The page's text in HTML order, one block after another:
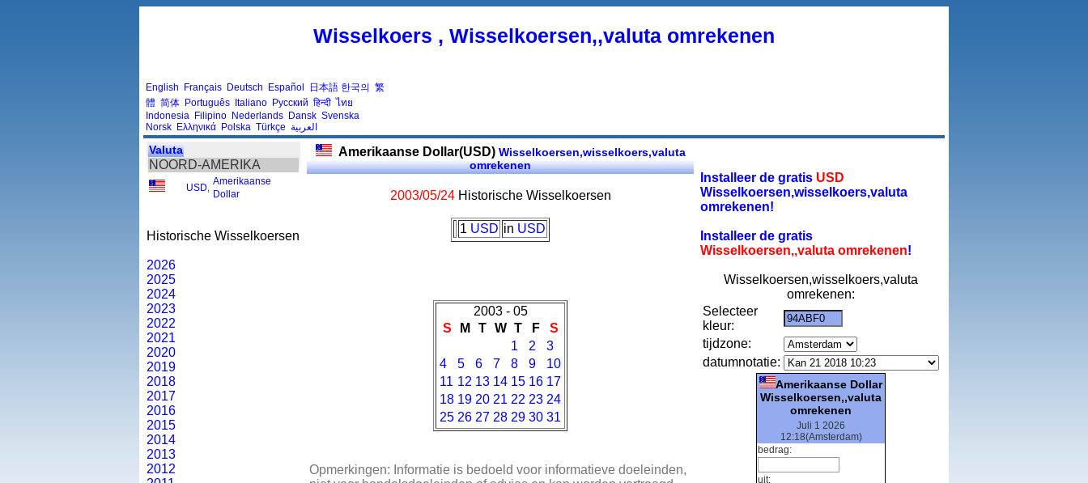
Wisselkoers , Wisselkoersen,,valuta omrekenen
English Français Deutsch Español 日本語 한국의 繁
體 简体 Português Italiano Русский हिन्दी ไทย
Indonesia Filipino Nederlands Dansk Svenska
Norsk Ελληνικά Polska Türkçe العربية
Valuta
NOORD-AMERIKA
USD
Amerikaanse
Dollar
Historische Wisselkoersen
2026
2025
2024
2023
2022
2021
2020
2019
2018
2017
2016
2015
2014
2013
2012
Amerikaanse Dollar(USD)Wisselkoersen,wisselkoers,valuta
omrekenen
2003/05/24Historische Wisselkoersen
1 USD in USD
2003 - 05
S
M T W T F
S
1
2
3
4
5 6 7 8 9
10
11 12 13 14 15 16 17
18 19 20 21 22 23 24
25 26 27 28 29 30 31
Opmerkingen: Informatie is bedoeld voor informatieve doeleinden,
Installeer de gratis USD
Wisselkoersen,wisselkoers,valuta
omrekenen!
Installeer de gratis
Wisselkoersen,,valuta omrekenen!
Wisselkoersen,wisselkoers,valuta
omrekenen:
Selecteer
kleur:
tijdzone:
datumnotatie:
Amerikaanse Dollar
Wisselkoersen,,valuta
omrekenen
Juli 1 2026
12:18(Amsterdam)
bedrag:
uit: